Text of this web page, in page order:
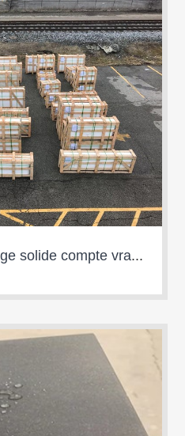
Pourquoi un emballage solide compte vraiment？